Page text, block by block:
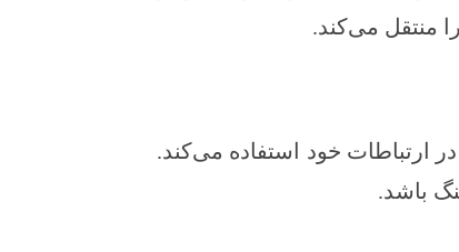
ارتباطات خود استفاده می‌کند.
باشد.